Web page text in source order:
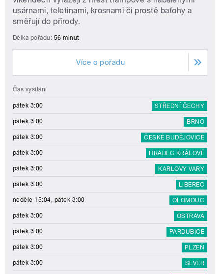
usárnami, teletinami, krosnami či prostě baťohy a
směřují do přírody.
Délka pořadu: 56 minut
Více o pořadu
Čas vysílání
pátek 3:00 STŘEDNÍ ČECHY
pátek 3:00 BRNO
pátek 3:00 ČESKÉ BUDĚJOVICE
pátek 3:00 HRADEC KRÁLOVÉ
pátek 3:00 KARLOVY VARY
pátek 3:00 LIBEREC
neděle 15:04, pátek 3:00 OLOMOUC
pátek 3:00 OSTRAVA
pátek 3:00 PARDUBICE
pátek 3:00 PLZEŇ
pátek 3:00 SEVER